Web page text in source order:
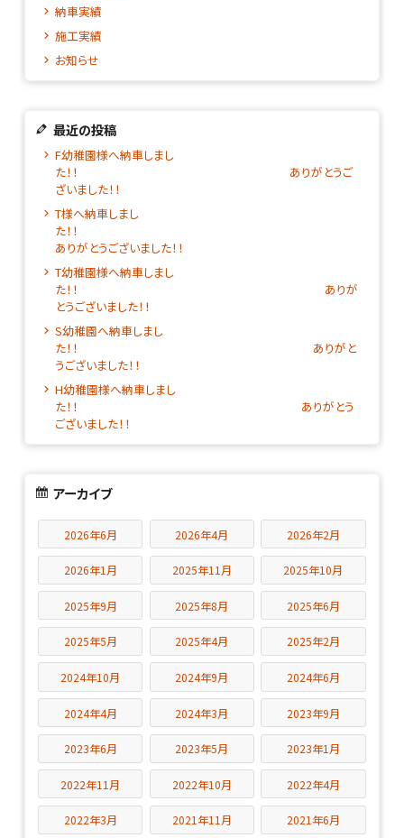
納車実績
施工実績
お知らせ
最近の投稿
F幼稚園様へ納車しまし
た！！ ありがとうご
ざいました！！
T様へ納車しまし
た！
ありがとうございました！！
T幼稚園様へ納車しまし
た！！ ありが
とうございました！！
S幼稚園へ納車しまし
た！！ ありがと
うございました！！
H幼稚園様へ納車しまし
た！！ ありがとう
ございました！！
アーカイブ
2026年6月 2026年4月 2026年2月
2026年1月 2025年11月 2025年10月
2025年9月 2025年8月 2025年6月
2025年5月 2025年4月 2025年2月
2024年10月 2024年9月 2024年6月
2024年4月 2024年3月 2023年9月
2023年6月 2023年5月 2023年1月
2022年11月 2022年10月 2022年4月
2022年3月 2021年11月 2021年6月